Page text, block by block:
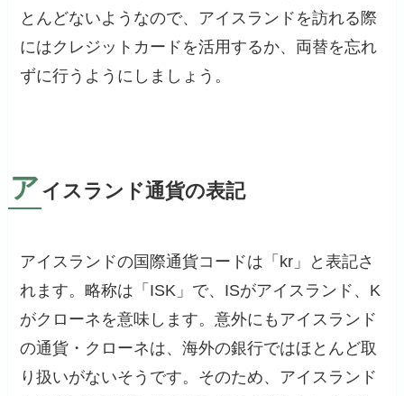
とんどないようなので、アイスランドを訪れる際
にはクレジットカードを活用するか、両替を忘れ
ずに行うようにしましょう。
ア イスランド通貨の表記
アイスランドの国際通貨コードは「kr」と表記さ
れます。略称は「ISK」で、ISがアイスランド、K
がクローネを意味します。意外にもアイスランド
の通貨・クローネは、海外の銀行ではほとんど取
り扱いがないそうです。そのため、アイスランド